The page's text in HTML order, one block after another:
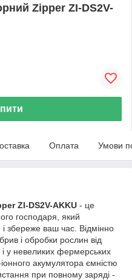
Zipper ZI-DS2V-
Оплата Умови
ZI-DS2V-AKKU - це
господаря, який
збереже ваш час. Відмінно
і обробки рослин від
і у невеликих фермерських
акумулятора ємністю
при повному заряді -